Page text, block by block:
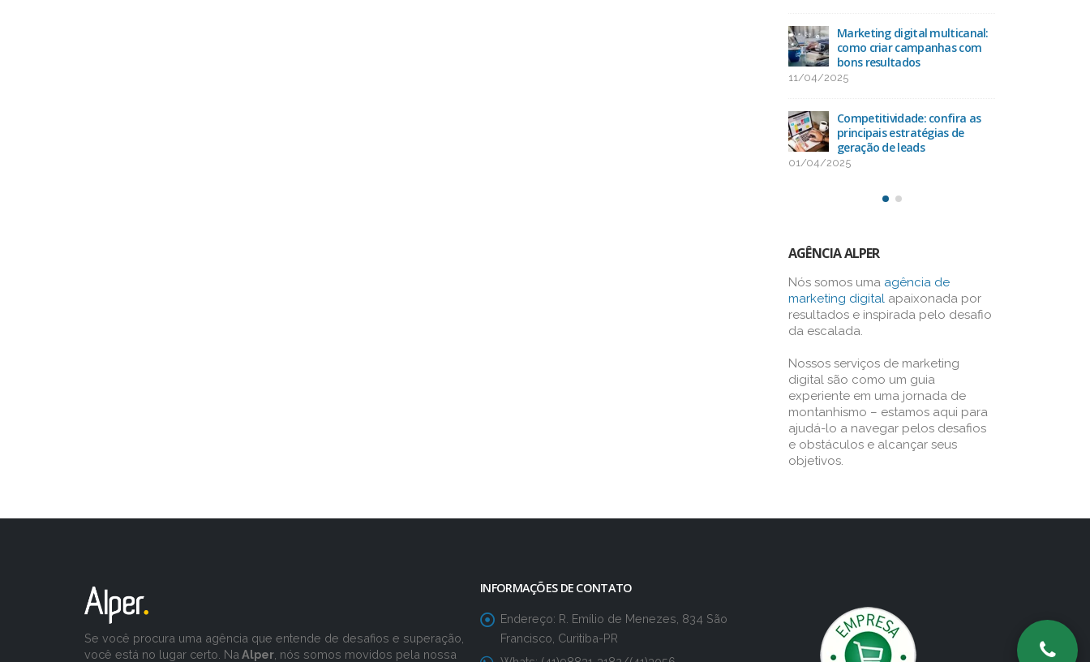
Marketing digital multicanal:
como criar campanhas com
bons resultados
11/04/2025
Competitividade: confira as
principais estratégias de
geração de leads
01/04/2025
AGÊNCIA ALPER
Nós somos uma agência de
marketing digital apaixonada por
resultados e inspirada pelo desafio
da escalada.
Nossos serviços de marketing
digital são como um guia
experiente em uma jornada de
montanhismo – estamos aqui para
ajudá-lo a navegar pelos desafios
e obstáculos e alcançar seus
objetivos.
Se você procura uma agência que entende de desafios e superação,
você está no lugar certo. Na Alper , nós somos movidos pela nossa
INFORMAÇÕES DE CONTATO
Endereço: R. Emílio de Menezes, 834 São
Francisco, Curitiba-PR